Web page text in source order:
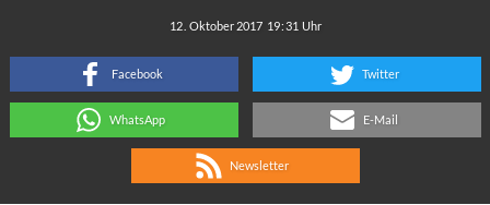
:
Facebook Twitter
WhatsApp E-Mail
Newsletter